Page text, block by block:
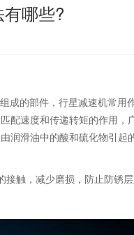
哪些?
的部件，行星减速机常用
配速度和传递转矩的作用，
润滑油中的酸和硫化物引起
触，减少磨损，防止防锈层